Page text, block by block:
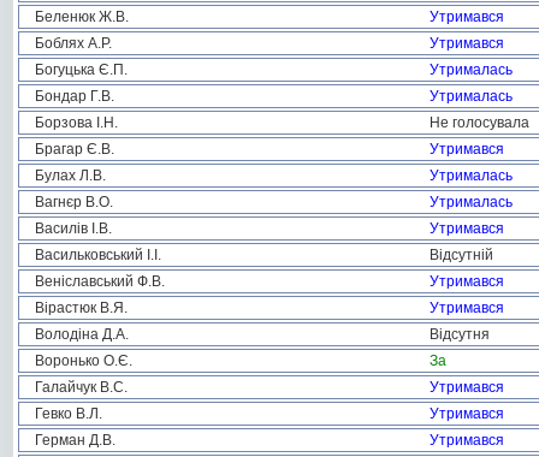
Беленюк Ж.В.
Утримався
Боблях А.Р.
Утримався
Богуцька Є.П.
Утрималась
Бондар Г.В.
Утрималась
Борзова І.Н.
Не голосувала
Брагар Є.В.
Утримався
Булах Л.В.
Утрималась
Вагнєр В.О.
Утрималась
Василів І.В.
Утримався
Васильковський І.І.
Відсутній
Веніславський Ф.В.
Утримався
Вірастюк В.Я.
Утримався
Володіна Д.А.
Відсутня
Воронько О.Є.
За
Галайчук В.С.
Утримався
Гевко В.Л.
Утримався
Герман Д.В.
Утримався